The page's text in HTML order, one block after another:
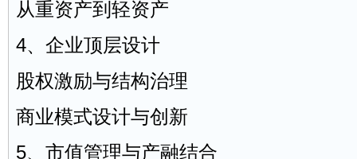
从重资产到轻资产
4、企业顶层设计
股权激励与结构治理
商业模式设计与创新
5、市值管理与产融结合